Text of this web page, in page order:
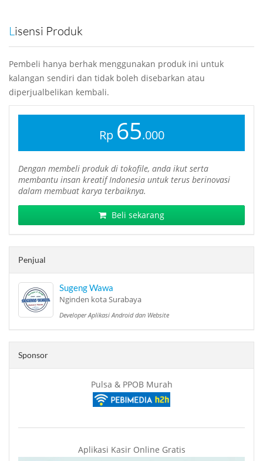
Lisensi Produk
Pembeli hanya berhak menggunakan produk ini untuk
kalangan sendiri dan tidak boleh disebarkan atau
diperjualbelikan kembali.
Rp 65.000
Dengan membeli produk di tokofile, anda ikut serta
membantu insan kreatif Indonesia untuk terus berinovasi
dalam membuat karya terbaiknya.
Beli sekarang
Penjual
Sugeng Wawa
Nginden kota Surabaya
Developer Aplikasi Android dan Website
Sponsor
Pulsa & PPOB Murah
Aplikasi Kasir Online Gratis